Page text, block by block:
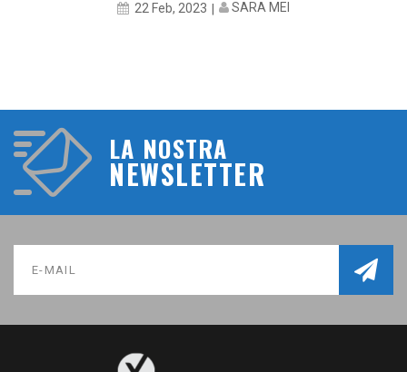
22 Feb, 2023 SARA MEI
LA NOSTRA
NEWSLETTER